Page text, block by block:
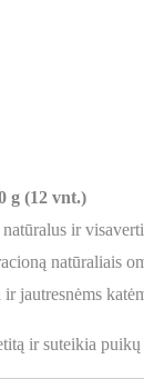
g (12 vnt.)
ir
natūraliais
jautresnėms
ir suteikia